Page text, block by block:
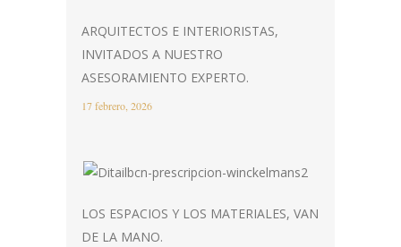
ARQUITECTOS E INTERIORISTAS,
INVITADOS A NUESTRO
ASESORAMIENTO EXPERTO.
17 febrero, 2026
LOS ESPACIOS Y LOS MATERIALES, VAN
DE LA MANO.